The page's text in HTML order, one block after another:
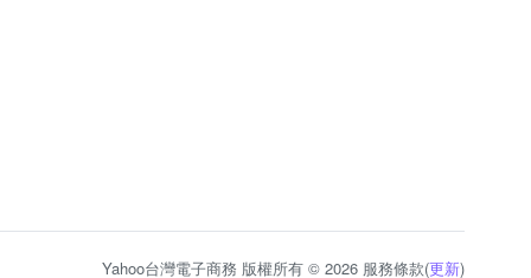
Yahoo台灣電子商務 版權所有 © 2026 服務條款(更新)